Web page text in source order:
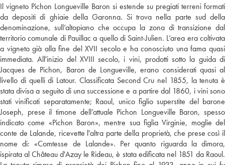
Il vigneto Pichon Longueville Baron si estende su pregiati terreni formati
da depositi di ghiaie della Garonna. Si trova nella parte sud della
denominazione, sull’altopiano che occupa la zona di transizione dal
territorio comunale di Pauillac a quello di Saint-Julien. L’area era coltivata
a vigneto già alla fine del XVII secolo e ha conosciuto una fama quasi
immediata. All'inizio del XVIII secolo, i vini, prodotti sotto la guida di
Jacques de Pichon, Baron de Longueville, erano considerati quasi al
livello di quelli di Latour. Classificata Second Cru nel 1855, la tenuta è
stata divisa a seguito di una successione e a partire dal 1860, i vini sono
stati vinificati separatamente; Raoul, unico figlio superstite del barone
Joseph, prese il timone dell’attuale Pichon Longueville Baron, spesso
indicato come «Pichon Baron», mentre sua figlia Virginie, moglie del
conte de Lalande, ricevette l'altra parte della proprietà, che prese così il
nome di: «Comtesse de Lalande». Per quanto riguarda la dimora,
ispirata al Château d'Azay le Rideau, è stata edificata nel 1851 da Raoul.